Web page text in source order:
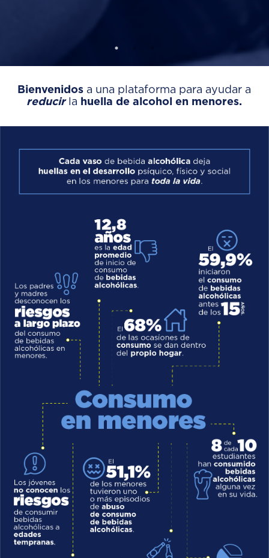
Bienvenidos a una plataforma para ayudar a
reducirla huella de alcohol en menores.